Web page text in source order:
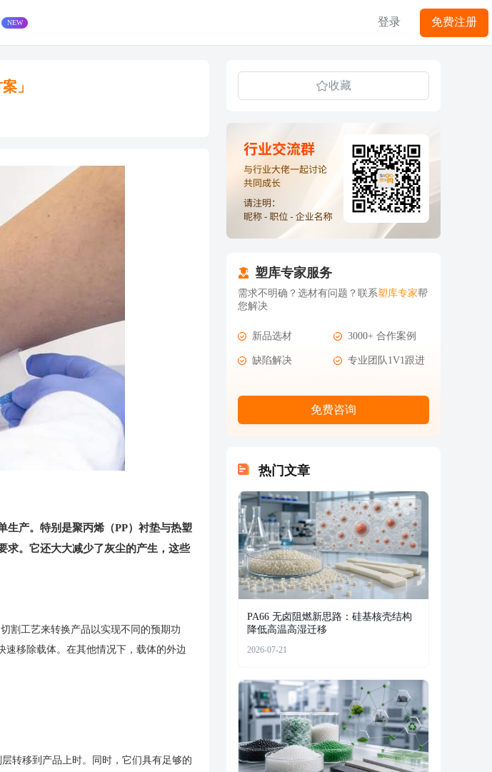
登录 免费注册
」
生产。特别是聚丙烯（PP）衬垫与热塑
求。它还大大减少了灰尘的产生，这些
割工艺来转换产品以实现不同的预期功
移除载体。在其他情况下，载体的外边
转移到产品上时。同时，它们具有足够的
收藏
塑库专家服务
需求不明确？选材有问题？联系塑库专家帮
您解决
新品选材 3000+ 合作案例
缺陷解决 专业团队1V1跟进
免费咨询
热门文章
PA66 无卤阻燃新思路：硅基核壳结构
降低高温高湿迁移
2026-07-21